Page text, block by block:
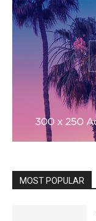
MOST POPULAR